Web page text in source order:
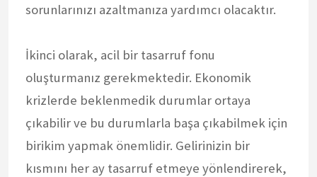
sorunlarınızı azaltmanıza yardımcı olacaktır.
İkinci olarak, acil bir tasarruf fonu
oluşturmanız gerekmektedir. Ekonomik
krizlerde beklenmedik durumlar ortaya
çıkabilir ve bu durumlarla başa çıkabilmek için
birikim yapmak önemlidir. Gelirinizin bir
kısmını her ay tasarruf etmeye yönlendirerek,